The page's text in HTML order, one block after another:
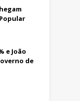
e João
de